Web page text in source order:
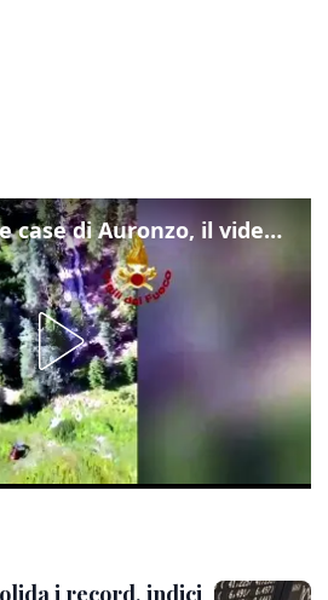
Frana lambisce le case di Auronzo, il video dall'elicottero dei vigili del fuoco
i record, indici